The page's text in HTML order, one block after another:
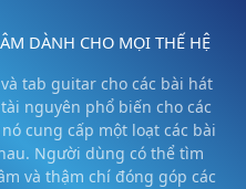
DÀNH CHO MỌI THẾ HỆ
tab guitar cho các bài hát
nguyên phổ biến cho các
cung cấp một loạt các bài
Người dùng có thể tìm
và thậm chí đóng góp các